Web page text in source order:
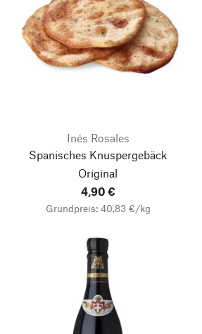
Inés Rosales
Spanisches Knuspergebäck
Original
4,90 €
Grundpreis: 40,83 €/kg